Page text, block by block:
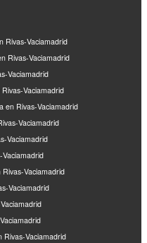
Rivas-Vaciamadrid
Rivas-Vaciamadrid
Vaciamadrid
Vaciamadrid
en Rivas-Vaciamadrid
Vaciamadrid
Vaciamadrid
Vaciamadrid
Vaciamadrid
Rivas-Vaciamadrid